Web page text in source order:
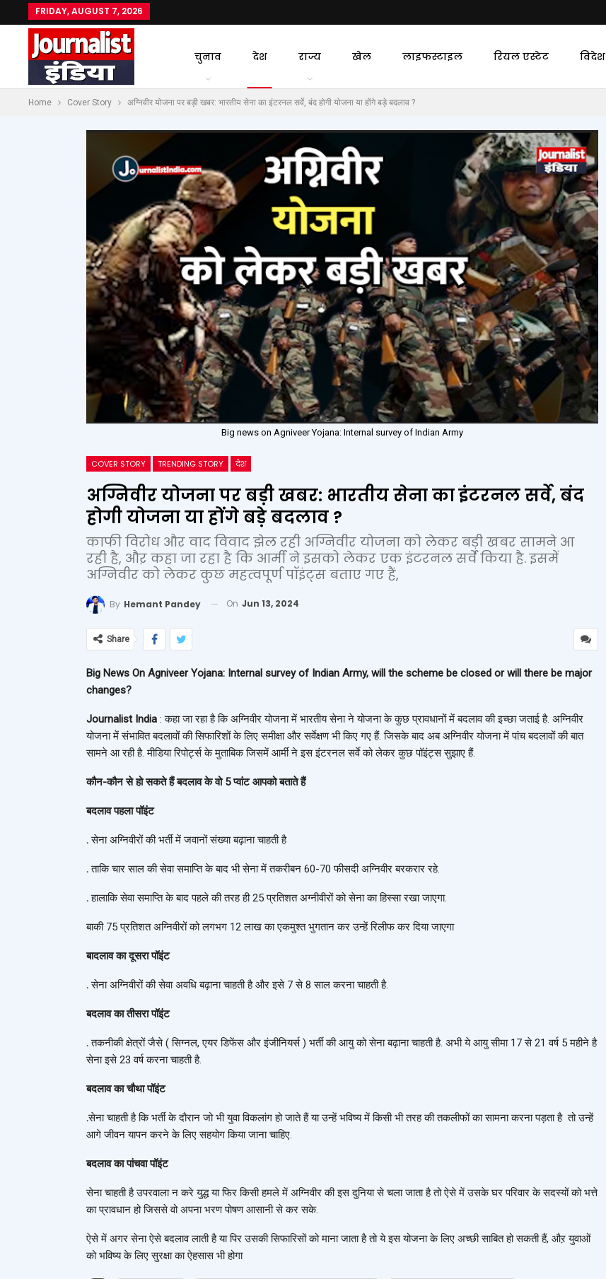
FRIDAY, AUGUST 7, 2026
चुनाव देश राज्य खेल लाइफस्टाइल रियल एस्टेट विदेश
Home Cover Story अग्निवीर योजना पर बड़ी खबर: भारतीय सेना का इंटरनल सर्वे, बंद होगी योजना या होंगे बड़े बदलाव ?
Big news on Agniveer Yojana: Internal survey of Indian Army
COVER STORY TRENDING STORY देश
अग्निवीर योजना पर बड़ी खबर: भारतीय सेना का इंटरनल सर्वे, बंद
होगी योजना या होंगे बड़े बदलाव ?
काफी विरोध और वाद विवाद झेल रही अग्निवीर योजना को लेकर बड़ी खबर सामने आ
रही है, औऱ कहा जा रहा है कि आर्मी ने इसको लेकर एक इंटरनल सर्वे किया है. इसमें
अग्निवीर को लेकर कुछ महत्वपूर्ण पॉइंट्स बताए गए हैं,
By Hemant Pandey On Jun 13, 2024
Share
Big News On Agniveer Yojana: Internal survey of Indian Army, will the scheme be closed or will there be major
changes?
Journalist India : कहा जा रहा है कि अग्निवीर योजना में भारतीय सेना ने योजना के कुछ प्रावधानों में बदलाव की इच्छा जताई है. अग्निवीर
योजना में संभावित बदलावों की सिफारिशों के लिए समीक्षा और सर्वेक्षण भी किए गए हैं. जिसके बाद अब अग्निवीर योजना में पांच बदलावों की बात
सामने आ रही है. मीडिया रिपोर्ट्स के मुताबिक जिसमें आर्मी ने इस इंटरनल सर्वे को लेकर कुछ पॉइंट्स सुझाए हैं.
कौन-कौन से हो सकते हैं बदलाव के वो 5 प्वांट आपको बताते हैं
बदलाव पहला पॉइंट
.सेना अग्निवीरों की भर्ती में जवानों संख्या बढ़ाना चाहती है
.ताकि चार साल की सेवा समाप्ति के बाद भी सेना में तकरीबन 60-70 फीसदी अग्निवीर बरकरार रहे.
.हालाकि सेवा समाप्ति के बाद पहले की तरह ही 25 प्रतिशत अग्नीवीरों को सेना का हिस्सा रखा जाएगा.
बाकी 75 प्रतिशत अग्निवीरों को लगभग 12 लाख का एकमुश्त भुगतान कर उन्हें रिलीफ कर दिया जाएगा
बादलाव का दूसरा पॉइंट
.सेना अग्निवीरों की सेवा अवधि बढ़ाना चाहती है और इसे 7 से 8 साल करना चाहती है.
बदलाव का तीसरा पॉइंट
.तकनीकी क्षेत्रों जैसे ( सिग्नल, एयर डिफेंस और इंजीनियर्स ) भर्ती की आयु को सेना बढ़ाना चाहती है. अभी ये आयु सीमा 17 से 21 वर्ष 5 महीने है
सेना इसे 23 वर्ष करना चाहती है.
बदलाव का चौथा पॉइंट
.सेना चाहती है कि भर्ती के दौरान जो भी युवा विकलांग हो जाते हैं या उन्हें भविष्य में किसी भी तरह की तकलीफों का सामना करना पड़ता है तो उन्हें
आगे जीवन यापन करने के लिए सहयोग किया जाना चाहिए.
बदलाव का पांचवा पॉइंट
सेना चाहती है उपरवाला न करे युद्ध या फिर किसी हमले में अग्निवीर की इस दुनिया से चला जाता है तो ऐसे में उसके घर परिवार के सदस्यों को भत्ते
का प्रावधान हो जिससे वो अपना भरण पोषण आसानी से कर सके.
ऐसे में अगर सेना ऐसे बदलाव लाती है या पिर उसकी सिफारिसों को माना जाता है तो ये इस योजना के लिए अच्छी साबित हो सकती हैं, औऱ युवाओं
को भविष्य के लिए सुरक्षा का ऐहसास भी होगा